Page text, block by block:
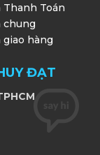
Toán
chung
hàng
ĐẠT